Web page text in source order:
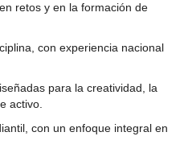
retos y en la formación de
con experiencia nacional
para la creatividad, la
activo.
con un enfoque integral en